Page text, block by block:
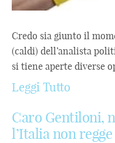
Credo sia giunto il
(caldi) dell’analista
si tiene aperte diverse
Leggi Tutto
Caro Gentiloni,
l’Italia non